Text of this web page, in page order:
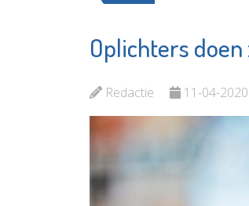
Oplichters
Redactie 11-04-2020
ZorgSamen MVS